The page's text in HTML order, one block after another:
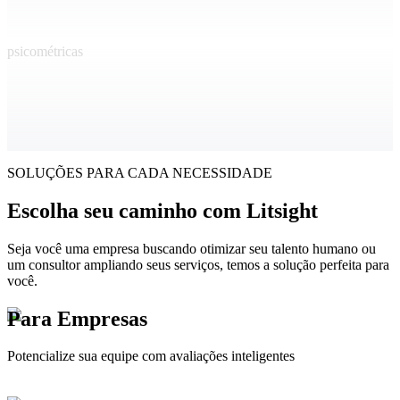
psicométricas
SOLUÇÕES PARA CADA NECESSIDADE
Escolha seu caminho com Litsight
Seja você uma empresa buscando otimizar seu talento humano ou
um consultor ampliando seus serviços, temos a solução perfeita para
você.
Para Empresas
Potencialize sua equipe com avaliações inteligentes